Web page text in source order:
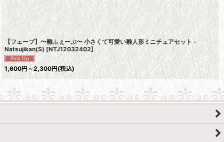
【フェーブ】〜雛ふぇーぶ〜 小さくて可愛い雛人形ミニチュアセット -
Natsujikan(S) [NTJ12032402]
1,600円～2,300円(税込)